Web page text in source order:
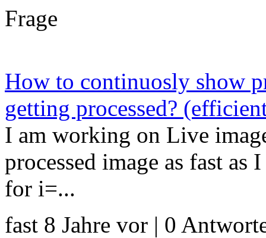
Frage
How to continuosly show
getting processed?
I am working on Live
processed image as fast
for i=...
fast 8 Jahre vor | 0